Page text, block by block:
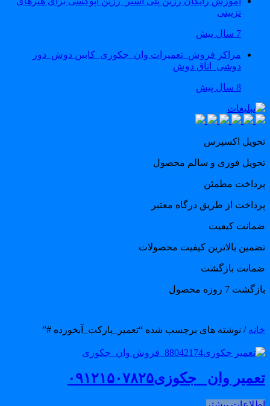
تزیینی
مراکز فروش_تعمیرات وان_جکوزی_کابین دوش_دور
دوشی_اتاق دوش
اکسپرس
فوری و سالم محصول
مطمئن
از طریق درگاه معتبر
کیفیت
بالاترین کیفیت محصولات
بازگشت
7 روزه محصول
/ نوشته های برچسب شده “تعمیر_پارکت_آبخورده #”
وان _جکوزی۰۹۱۲۱۵۰۷۸۲۵